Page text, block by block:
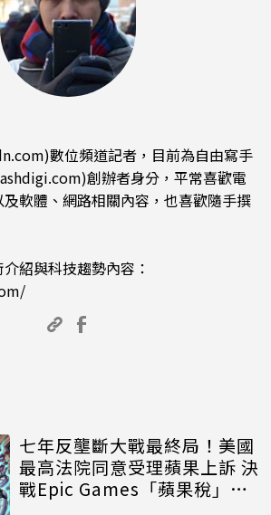
數位頻道記者，目前為自由寫手
創辦者身分，平常喜歡電
軟體、網路相關內容，也喜歡隨手撰
紹與科技趨勢內容：
七年反壟斷大戰最終局！美國
最高法院同意受理蘋果上訴 決
戰Epic Games「蘋果稅」爭